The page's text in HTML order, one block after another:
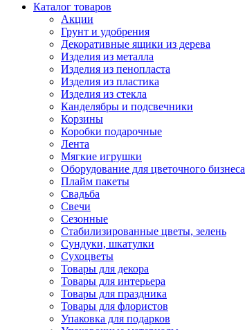
Каталог товаров
Акции
Грунт и удобрения
Декоративные ящики из дерева
Изделия из металла
Изделия из пенопласта
Изделия из пластика
Изделия из стекла
Канделябры и подсвечники
Корзины
Коробки подарочные
Лента
Мягкие игрушки
Оборудование для цветочного бизнеса
Плайм пакеты
Свадьба
Свечи
Сезонные
Стабилизированные цветы, зелень
Сундуки, шкатулки
Сухоцветы
Товары для декора
Товары для интерьера
Товары для праздника
Товары для флористов
Упаковка для подарков